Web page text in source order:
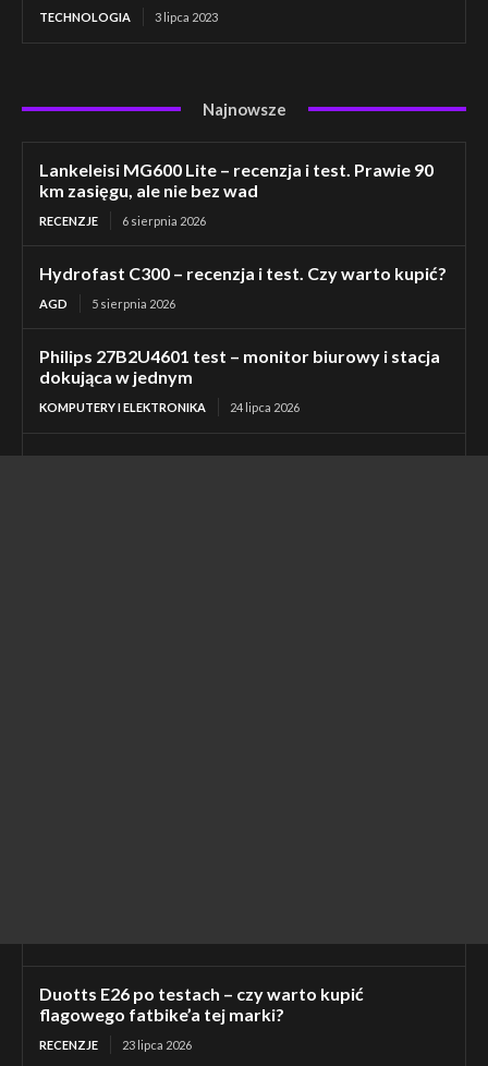
TECHNOLOGIA 3 lipca 2023
Najnowsze
Lankeleisi MG600 Lite – recenzja i test. Prawie 90
km zasięgu, ale nie bez wad
RECENZJE 6 sierpnia 2026
Hydrofast C300 – recenzja i test. Czy warto kupić?
AGD 5 sierpnia 2026
Philips 27B2U4601 test – monitor biurowy i stacja
dokująca w jednym
KOMPUTERY I ELEKTRONIKA 24 lipca 2026
Duotts E26 po testach – czy warto kupić
flagowego fatbike’a tej marki?
RECENZJE 23 lipca 2026